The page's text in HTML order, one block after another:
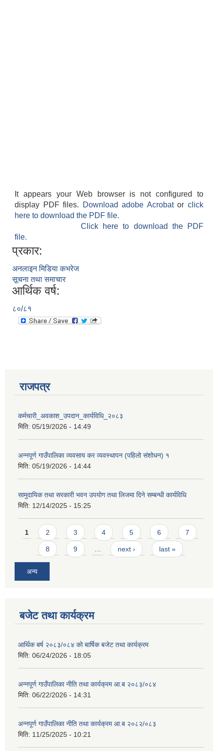
It appears your Web browser is not configured to
display PDF files.
Download adobe Acrobatorclick
here to download the PDF file.
Click here to download the PDF
file.
प्रकार:
अनलाइन मिडिया कभरेज
सूचना तथा समाचार
आर्थिक वर्ष:
८०/८१
राजपत्र
कर्मचारी_अवकाश_उपदान_कार्यविधि_२०८३
मिति: 05/19/2026 - 14:49
अन्नपूर्ण गाउँपालिका व्यवसाय कर व्यवस्थापन (पहिलो संशोधन) १
मिति: 05/19/2026 - 14:44
सामुदायिक तथा सरकारी भवन उपयोग तथा लिजमा दिने सम्बन्धी कार्यविधि
मिति: 12/14/2025 - 15:25
Pages
1 2 3 4 5 6 7
8 9 next › last »
अन्य
बजेट तथा कार्यक्रम
आर्थिक बर्ष २०८३/०८४ को बार्षिक बजेट तथा कार्यक्रम
मिति: 06/24/2026 - 18:05
अन्नपूर्ण गाउँपालिका नीति तथा कार्यक्रम आ.ब २०८३/०८४
मिति: 06/22/2026 - 14:31
अन्नपूर्ण गाउँपालिका नीति तथा कार्यक्रम आ.ब २०८२/०८३
मिति: 11/25/2025 - 10:21